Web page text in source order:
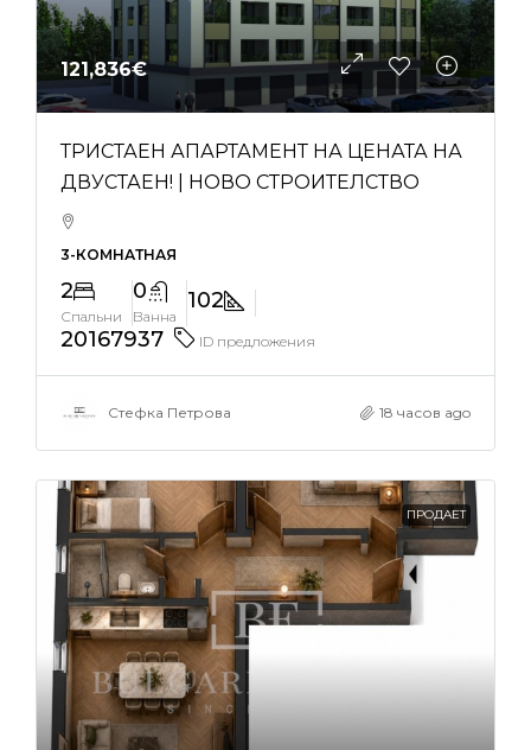
121,836€
ТРИСТАЕН АПАРТАМЕНТ НА ЦЕНАТА НА
ДВУСТАЕН! | НОВО СТРОИТЕЛСТВО
3-КОМНАТНАЯ
2
Спальни
0
Ванна
102
20167937
ID предложения
Стефка Петрова 18 часов ago
ПРОДАЕТ